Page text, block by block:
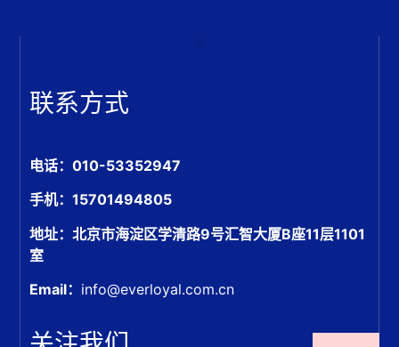
联系方式
电话：010-53352947
手机：15701494805
地址：北京市海淀区学清路9号汇智大厦B座11层1101
室
Email： info@everloyal.com.cn